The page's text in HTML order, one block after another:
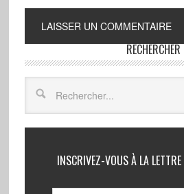
RECHERCHER
INSCRIVEZ-VOUS À LA